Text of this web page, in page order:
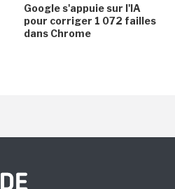
Google s'appuie sur l'IA
pour corriger 1 072 failles
dans Chrome